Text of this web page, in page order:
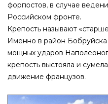
форпостов, в случае
Российском фронте.
Крепость называют
Именно в район
мощных ударов
крепость выстояла и
движение французов.